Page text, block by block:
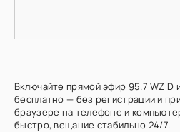
Включайте прямой эфир 95.7 WZID
бесплатно — без регистрации и
браузере на телефоне и
быстро, вещание стабильно 24/7.